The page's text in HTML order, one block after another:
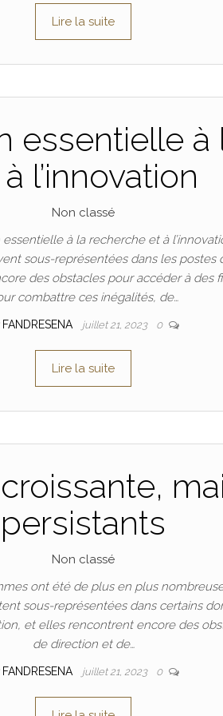
Lire la suite
essentielle à
l’innovation
Non classé
à la recherche et à
sous-représentées dans les
des obstacles pour accéder à des
combattre ces inégalités, de…
FANDRESENA juillet 21, 2023 0
Lire la suite
persistants
Non classé
ont été de plus en plus
sous-représentées dans certains
et elles rencontrent encore des
de direction et de…
FANDRESENA juillet 21, 2023 0